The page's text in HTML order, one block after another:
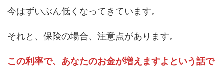
今はずいぶん低くなってきています。
それと、保険の場合、注意点があります。
この利率で、あなたのお金が増えますよという話で